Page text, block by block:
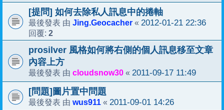
[提問] 如何去除私人訊息中的捲軸
最後發表 由 Jing.Geocacher « 2012-01-21 22:36
回覆: 2
prosilver 風格如何將右側的個人訊息移至文章
內容上方
最後發表 由 cloudsnow30 « 2011-09-17 11:49
[問題]圖片置中問題
最後發表 由 wus911 « 2011-09-01 14:26